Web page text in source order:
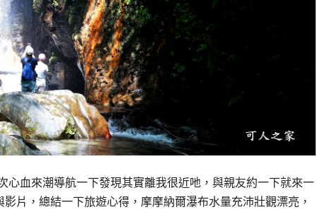
心血來潮導航一下發現其實離我很近吔，與親友約一下就來一
片，總結一下旅遊心得，摩摩納爾瀑布水量充沛壯觀漂亮，